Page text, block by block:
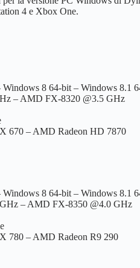
4 e Xbox One.
8 64-bit – Windows 8.1
– AMD FX-8320 @3.5 GHz
670 – AMD Radeon HD 7870
8 64-bit – Windows 8.1
– AMD FX-8350 @4.0 GHz
780 – AMD Radeon R9 290